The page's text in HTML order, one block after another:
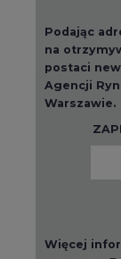
informacje
prawach,